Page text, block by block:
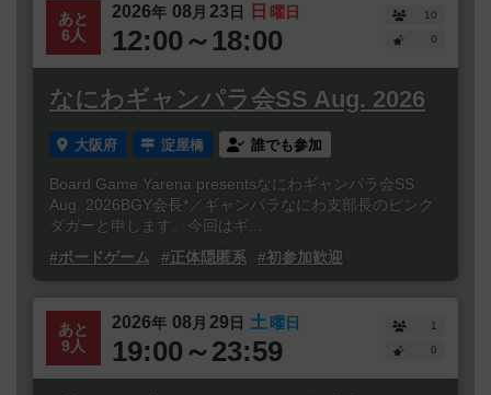
あと
6人
2026年 08 月 23日 日 曜日
12:00～18:00
10
0
なにわギャンパラ会SS Aug. 2026
大阪府 淀屋橋 誰でも参加
Board Game Yarena presentsなにわギャンパラ会SS
Aug. 2026BGY会長*／ギャンパラなにわ支部長のピンク
ダガーと申します。今回はギ...
#ボードゲーム
#正体隠匿系 #初参加歓迎
あと
9人
2026年 08 月 29日 土曜日
19:00～23:59
1
0